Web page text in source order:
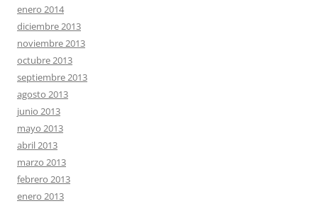
enero 2014
diciembre 2013
noviembre 2013
octubre 2013
septiembre 2013
agosto 2013
junio 2013
mayo 2013
abril 2013
marzo 2013
febrero 2013
enero 2013